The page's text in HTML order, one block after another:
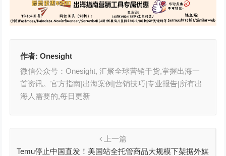
作者:Onesight
微信公众号：Onesight, 汇聚全球营销干货,掌握出海一
首资讯。官方指南|出海案例|营销技巧|专业报告|所有出
海人需要的,每日更新
上一篇
Temu停止中国直发！美国站全托管商品大规模下架据外媒